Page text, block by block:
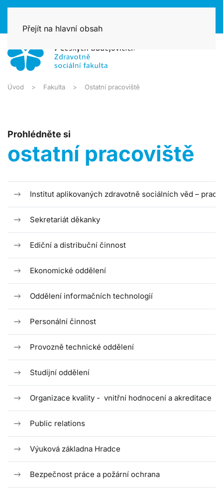
Přejít na hlavní obsah
Úvod Fakulta Ostatní pracoviště
Prohlédněte si
ostatní pracoviště
Institut aplikovaných zdravotně sociálních věd –
Sekretariát děkanky
Ediční a distribuční činnost
Ekonomické oddělení
Oddělení informačních technologií
Personální činnost
Provozně technické oddělení
Studijní oddělení
Organizace kvality - vnitřní hodnocení a akreditace
Public relations
Výuková základna Hradce
Bezpečnost práce a požární ochrana